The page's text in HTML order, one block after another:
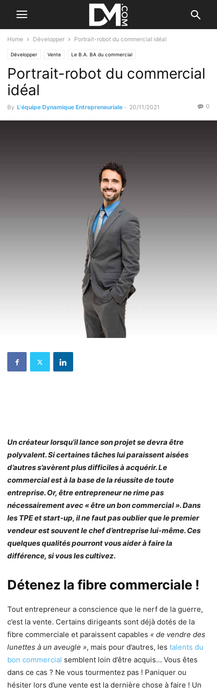
Home Développer Portrait-robot du commercial idéal
Développer Vente Le B.A. BA du commercial
Portrait-robot du commercial
idéal
By L'équipe Dynamique Entrepreneuriale - 20/11/2021 0
Un créateur lorsqu’il lance son projet se devra être
polyvalent. Si certaines tâches lui paraissent aisées
d’autres s’avèrent plus difficiles à acquérir. Le
commercial est à la base de la réussite de toute
entreprise. Or, être entrepreneur ne rime pas
nécessairement avec « être un bon commercial ». Dans
les TPE et start-up, il ne faut pas oublier que le premier
vendeur est souvent le chef d’entreprise lui-même. Ces
quelques qualités pourront vous aider à faire la
différence, si vous les cultivez.
Détenez la fibre commerciale !
Tout entrepreneur a conscience que le nerf de la guerre,
c’est la vente. Certains dirigeants sont déjà dotés de la
fibre commerciale et paraissent capables « de vendre des
lunettes à un aveugle », mais pour d’autres, les talents du
bon commercial semblent loin d’être acquis… Vous êtes
dans ce cas ? Ne vous tourmentez pas ! Paniquer ou
hésiter lors d’une vente est la dernière chose à faire ! Un